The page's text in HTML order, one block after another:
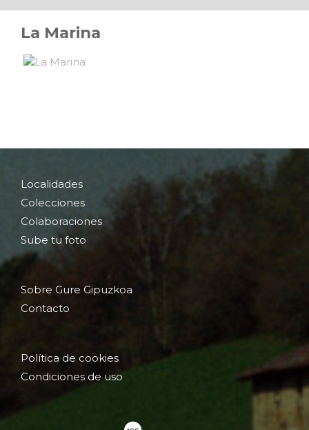
La Marina
Localidades
Colecciones
Colaboraciones
Sube tu foto
Sobre Gure Gipuzkoa
Contacto
Política de cookies
Condiciones de uso